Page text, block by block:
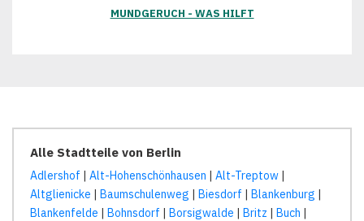
MUNDGERUCH - WAS HILFT
Alle Stadtteile von Berlin
Adlershof | Alt-Hohenschönhausen | Alt-Treptow |
Altglienicke | Baumschulenweg | Biesdorf | Blankenburg |
Blankenfelde | Bohnsdorf | Borsigwalde | Britz | Buch |